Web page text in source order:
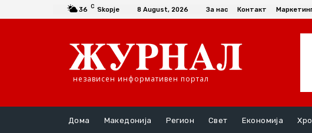
36 C Skopje 8 August, 2026 За нас Контакт
независен информативен портал
Дома Македонија Регион Свет Економија